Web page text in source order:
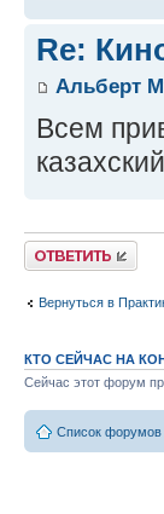
Re:
Альберт
Всем
казахский
Ответить
Вернуться в
КТО СЕЙЧАС НА
Сейчас этот форум
Список форумов